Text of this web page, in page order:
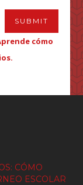
cómo
CÓMO
ESCOLAR